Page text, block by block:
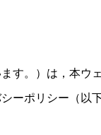
す。）は，本
ーポリシー（以